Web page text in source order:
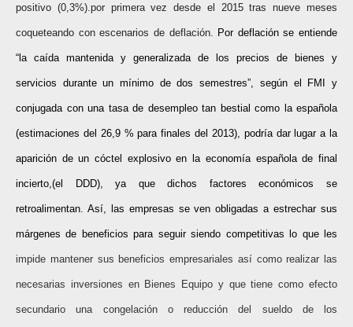
positivo (0,3%).por primera vez desde el 2015 tras nueve meses
coqueteando con escenarios de deflación. Por deflación se entiende
“la caída mantenida y generalizada de los precios de bienes y
servicios durante un mínimo de dos semestres”, según el FMI y
conjugada con una tasa de desempleo tan bestial como la española
(estimaciones del 26,9 % para finales del 2013), podría dar lugar a la
aparición de un cóctel explosivo en la economía española de final
incierto,(el DDD), ya que dichos factores económicos se
retroalimentan. Así, las empresas se ven obligadas a estrechar sus
márgenes de beneficios para seguir siendo competitivas lo que les
impide mantener sus beneficios empresariales así como realizar las
necesarias inversiones en Bienes Equipo y que tiene como efecto
secundario una congelación o reducción del sueldo de los